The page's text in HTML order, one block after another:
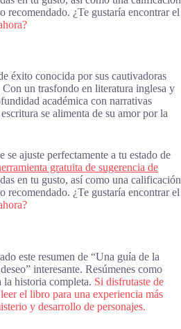
recomendado. ¿Te gustaría encontrar el
éxito conocida por sus cautivadoras
un trasfondo en literatura inglesa y
académica con narrativas
se alimenta de su amor por la
se ajuste perfectamente a tu estado de
gratuita de sugerencia de
en tu gusto, así como una calificación
recomendado. ¿Te gustaría encontrar el
este resumen de “Una guía de la
interesante. Resúmenes como
la historia completa. Si disfrutaste de
el libro para una experiencia más
y desarrollo de personajes.